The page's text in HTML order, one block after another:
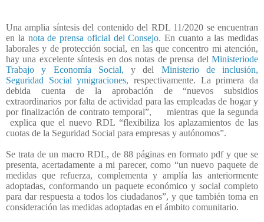
Una amplia síntesis del contenido del RDL 11/2020 se encuentran
en la nota de prensa oficial del Consejo. En cuanto a las medidas
laborales y de protección social, en las que concentro mi atención,
hay una excelente síntesis en dos notas de prensa del Ministeriode
Trabajo y Economía Social, y del Ministerio de inclusión,
Seguridad Social ymigraciones, respectivamente. La primera da
debida cuenta de la aprobación de “nuevos subsidios
extraordinarios por falta de actividad para las empleadas de hogar y
por finalización de contrato temporal”,
mientras que la segunda
explica que el nuevo RDL “flexibiliza los aplazamientos de las
cuotas de la Seguridad Social para empresas y autónomos”.
Se trata de un macro RDL, de 88 páginas en formato pdf y que se
presenta, acertadamente a mi parecer, como “un nuevo paquete de
medidas que refuerza, complementa y amplía las anteriormente
adoptadas, conformando un paquete económico y social completo
para dar respuesta a todos los ciudadanos”, y que también toma en
consideración las medidas adoptadas en el ámbito comunitario.